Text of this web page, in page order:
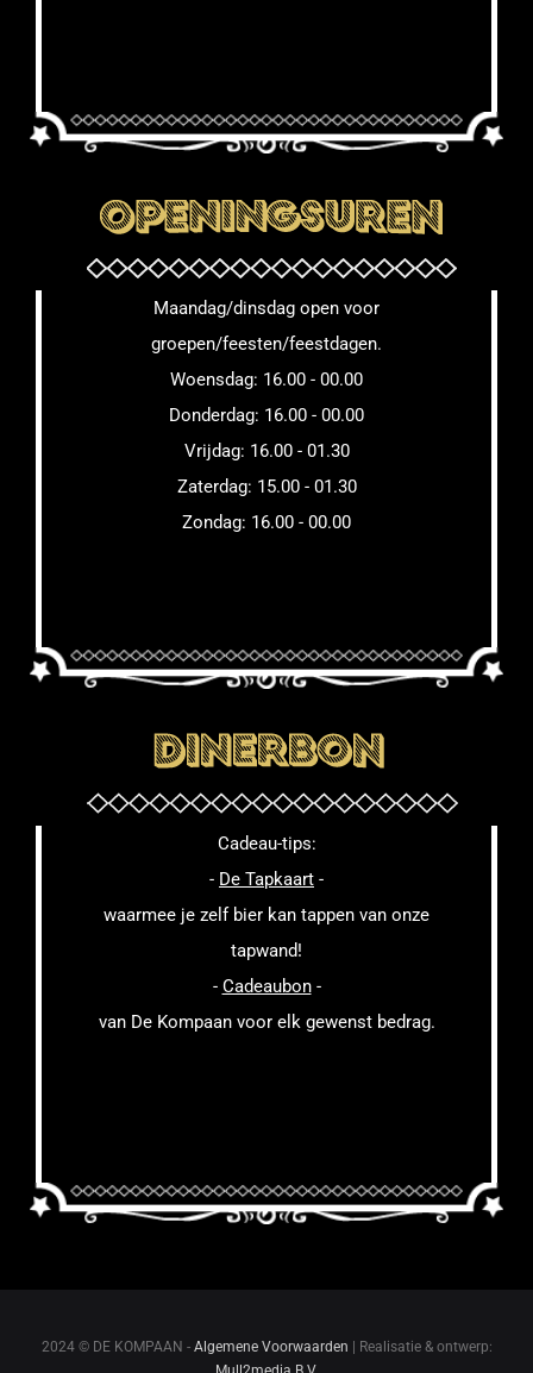
Maandag/dinsdag open voor
groepen/feesten/feestdagen.
Woensdag: 16.00 - 00.00
Donderdag: 16.00 - 00.00
Vrijdag: 16.00 - 01.30
Zaterdag: 15.00 - 01.30
Zondag: 16.00 - 00.00
Cadeau-tips:
- De Tapkaart -
waarmee je zelf bier kan tappen van onze
tapwand!
- Cadeaubon-
van De Kompaan voor elk gewenst bedrag.
2024 © DE KOMPAAN - Algemene Voorwaarden | Realisatie & ontwerp: